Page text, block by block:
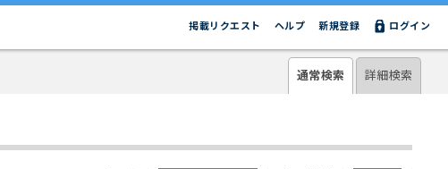
ログイン
新規登録
ヘルプ
掲載リクエスト
通常検索 詳細検索